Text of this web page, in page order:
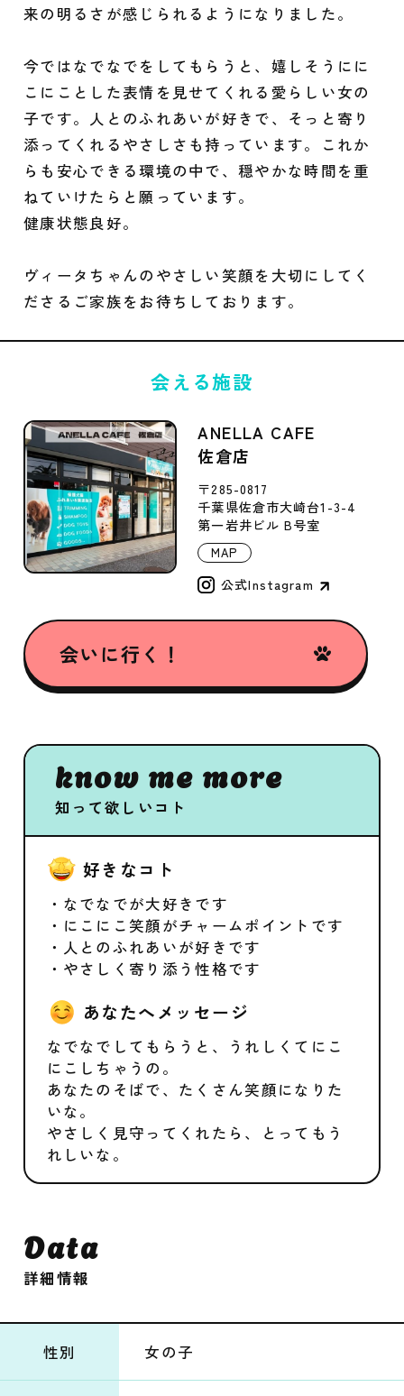
来の明るさが感じられるようになりました。
今ではなでなでをしてもらうと、嬉しそうにに
こにことした表情を見せてくれる愛らしい女の
子です。人とのふれあいが好きで、そっと寄り
添ってくれるやさしさも持っています。これか
らも安心できる環境の中で、穏やかな時間を重
ねていけたらと願っています。
健康状態良好。
ヴィータちゃんのやさしい笑顔を大切にしてく
ださるご家族をお待ちしております。
会える施設
ANELLA CAFE
佐倉店
〒285-0817
千葉県佐倉市大崎台1-3-4
第一岩井ビル B号室
MAP
公式Instagram
会いに行く！
know me more
知って欲しいコト
好きなコト
・なでなでが大好きです
・にこにこ笑顔がチャームポイントです
・人とのふれあいが好きです
・やさしく寄り添う性格です
あなたへメッセージ
なでなでしてもらうと、うれしくてにこ
にこしちゃうの。
あなたのそばで、たくさん笑顔になりた
いな。
やさしく見守ってくれたら、とってもう
れしいな。
Data
詳細情報
性別 女の子